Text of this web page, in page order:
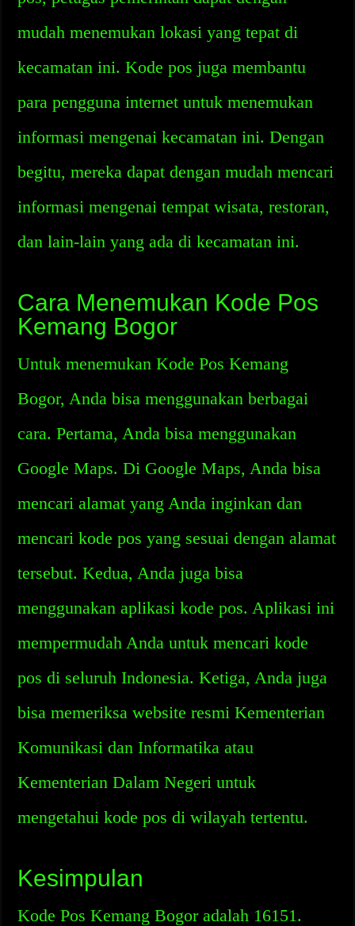
mudah menemukan lokasi yang tepat di
kecamatan ini. Kode pos juga membantu
para pengguna internet untuk menemukan
informasi mengenai kecamatan ini. Dengan
begitu, mereka dapat dengan mudah mencari
informasi mengenai tempat wisata, restoran,
dan lain-lain yang ada di kecamatan ini.
Cara Menemukan Kode Pos
Kemang Bogor
Untuk menemukan Kode Pos Kemang
Bogor, Anda bisa menggunakan berbagai
cara. Pertama, Anda bisa menggunakan
Google Maps. Di Google Maps, Anda bisa
mencari alamat yang Anda inginkan dan
mencari kode pos yang sesuai dengan alamat
tersebut. Kedua, Anda juga bisa
menggunakan aplikasi kode pos. Aplikasi ini
mempermudah Anda untuk mencari kode
pos di seluruh Indonesia. Ketiga, Anda juga
bisa memeriksa website resmi Kementerian
Komunikasi dan Informatika atau
Kementerian Dalam Negeri untuk
mengetahui kode pos di wilayah tertentu.
Kesimpulan
Kode Pos Kemang Bogor adalah 16151.